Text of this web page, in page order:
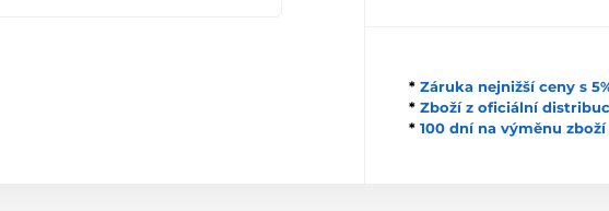
* Záruka nejnižší ceny s
* Zboží z oficiální
* 100 dní na výměnu zboží